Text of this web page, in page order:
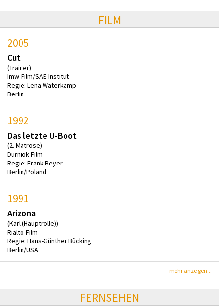
FILM
2005
Cut
(Trainer)
Imw-Film/SAE-Institut
Regie: Lena Waterkamp
Berlin
1992
Das letzte U-Boot
(2. Matrose)
Durniok-Film
Regie: Frank Beyer
Berlin/Poland
1991
Arizona
(Karl (Hauptrolle))
Rialto-Film
Regie: Hans-Günther Bücking
Berlin/USA
mehr anzeigen...
FERNSEHEN